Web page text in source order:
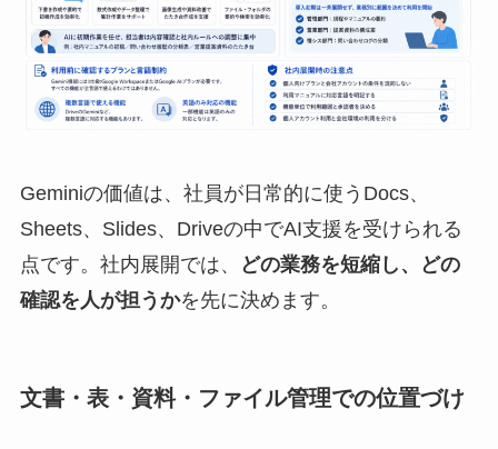
Geminiの価値は、社員が日常的に使うDocs、
Sheets、Slides、Driveの中でAI支援を受けられる
点です。社内展開では、
どの業務を短縮し、どの
確認を人が担うかを先に決めます。
文書・表・資料・ファイル管理での位置づけ